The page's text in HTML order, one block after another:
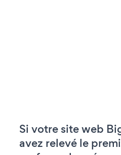
Si votre site web
avez relevé le